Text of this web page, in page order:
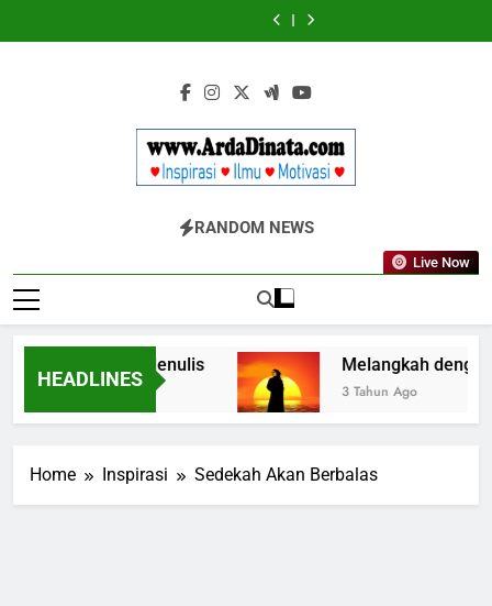
to
Komunikasi
di
EF
English
for
Adults
Diketahui
untuk
Komunikasi
EF
English
for
Adults
Inspirasi, Ilmu, Dan Motivasi
RANDOM NEWS
Live Now
HEADLINES
dalam Seni Menulis Melangkah dengan
3 Tahun Ago
Home Inspirasi Sedekah Akan Berbalas